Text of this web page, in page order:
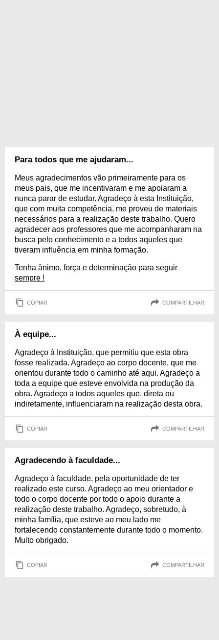
Para todos que me ajudaram...
Meus agradecimentos vão primeiramente para os
meus pais, que me incentivaram e me apoiaram a
nunca parar de estudar. Agradeço à esta Instituição,
que com muita competência, me proveu de materiais
necessários para a realização deste trabalho. Quero
agradecer aos professores que me acompanharam na
busca pelo conhecimento e a todos aqueles que
tiveram influência em minha formação.
Tenha ânimo, força e determinação para seguir
sempre !
COPIAR COMPARTILHAR
À equipe...
Agradeço à Instituição, que permitiu que esta obra
fosse realizada. Agradeço ao corpo docente, que me
orientou durante todo o caminho até aqui. Agradeço a
toda a equipe que esteve envolvida na produção da
obra. Agradeço a todos aqueles que, direta ou
indiretamente, influenciaram na realização desta obra.
COPIAR COMPARTILHAR
Agradecendo à faculdade...
Agradeço à faculdade, pela oportunidade de ter
realizado este curso. Agradeço ao meu orientador e
todo o corpo docente por todo o apoio durante a
realização deste trabalho. Agradeço, sobretudo, à
minha família, que esteve ao meu lado me
fortalecendo constantemente durante todo o momento.
Muito obrigado.
COPIAR COMPARTILHAR